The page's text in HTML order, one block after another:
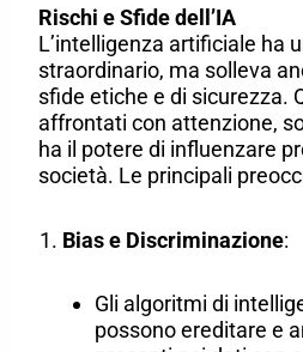
Rischi e Sfide dell’IA
L’intelligenza artificiale ha
straordinario, ma solleva
sfide etiche e di sicurezza.
affrontati con attenzione,
ha il potere di influenzare
società. Le principali
Bias e Discriminazione:
Gli algoritmi di
possono ereditare e